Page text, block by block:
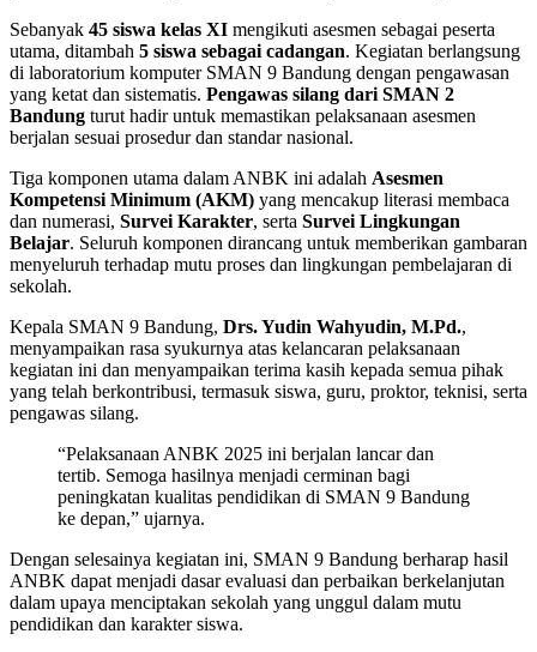
Sebanyak 45 siswa kelas XI mengikuti asesmen sebagai peserta
utama, ditambah 5 siswa sebagai cadangan. Kegiatan berlangsung
di laboratorium komputer SMAN 9 Bandung dengan pengawasan
yang ketat dan sistematis. Pengawas silang dari SMAN 2
Bandung turut hadir untuk memastikan pelaksanaan asesmen
berjalan sesuai prosedur dan standar nasional.
Tiga komponen utama dalam ANBK ini adalah Asesmen
Kompetensi Minimum (AKM) yang mencakup literasi membaca
dan numerasi, Survei Karakter, serta Survei Lingkungan
Belajar. Seluruh komponen dirancang untuk memberikan gambaran
menyeluruh terhadap mutu proses dan lingkungan pembelajaran di
sekolah.
Kepala SMAN 9 Bandung, Drs. Yudin Wahyudin, M.Pd.,
menyampaikan rasa syukurnya atas kelancaran pelaksanaan
kegiatan ini dan menyampaikan terima kasih kepada semua pihak
yang telah berkontribusi, termasuk siswa, guru, proktor, teknisi, serta
pengawas silang.
“Pelaksanaan ANBK 2025 ini berjalan lancar dan
tertib. Semoga hasilnya menjadi cerminan bagi
peningkatan kualitas pendidikan di SMAN 9 Bandung
ke depan,” ujarnya.
Dengan selesainya kegiatan ini, SMAN 9 Bandung berharap hasil
ANBK dapat menjadi dasar evaluasi dan perbaikan berkelanjutan
dalam upaya menciptakan sekolah yang unggul dalam mutu
pendidikan dan karakter siswa.